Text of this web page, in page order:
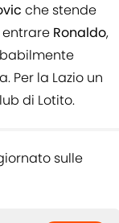
che stende
entrare Ronaldo,
Per la Lazio un
di Lotito.
sulle